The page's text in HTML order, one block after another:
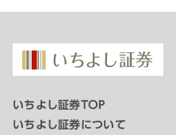
いちよし証券TOP
いちよし証券について